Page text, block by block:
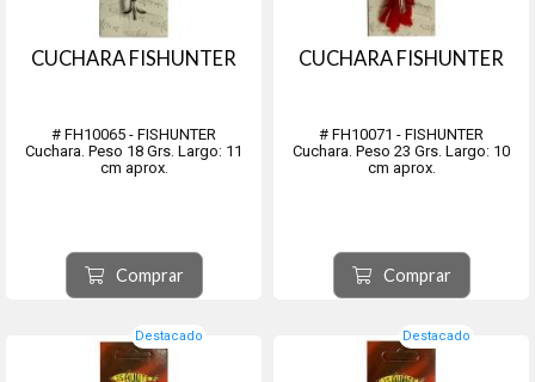
CUCHARA FISHUNTER
# FH10065 - FISHUNTER
Cuchara. Peso 18 Grs. Largo: 11
cm aprox.
Comprar
CUCHARA FISHUNTER
# FH10071 - FISHUNTER
Cuchara. Peso 23 Grs. Largo: 10
cm aprox.
Comprar
Destacado Destacado